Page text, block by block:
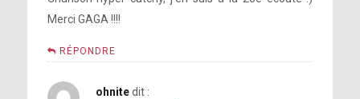
Merci GAGA !!!!
RÉPONDRE
ohnite dit :